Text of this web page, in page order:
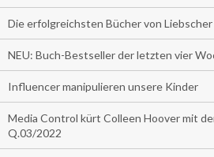
Die erfolgreichsten Bücher von
NEU: Buch-Bestseller der letzten vier
Influencer manipulieren unsere Kinder
Media Control kürt Colleen Hoover mit
Q.03/2022